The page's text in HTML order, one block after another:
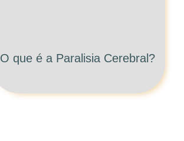
O que é a Paralisia Cerebral?